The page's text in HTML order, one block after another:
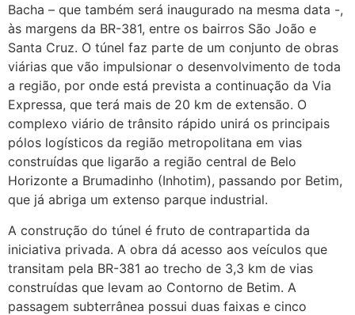
Bacha – que também será inaugurado na mesma data -,
às margens da BR-381, entre os bairros São João e
Santa Cruz. O túnel faz parte de um conjunto de obras
viárias que vão impulsionar o desenvolvimento de toda
a região, por onde está prevista a continuação da Via
Expressa, que terá mais de 20 km de extensão. O
complexo viário de trânsito rápido unirá os principais
pólos logísticos da região metropolitana em vias
construídas que ligarão a região central de Belo
Horizonte a Brumadinho (Inhotim), passando por Betim,
que já abriga um extenso parque industrial.
A construção do túnel é fruto de contrapartida da
iniciativa privada. A obra dá acesso aos veículos que
transitam pela BR-381 ao trecho de 3,3 km de vias
construídas que levam ao Contorno de Betim. A
passagem subterrânea possui duas faixas e cinco